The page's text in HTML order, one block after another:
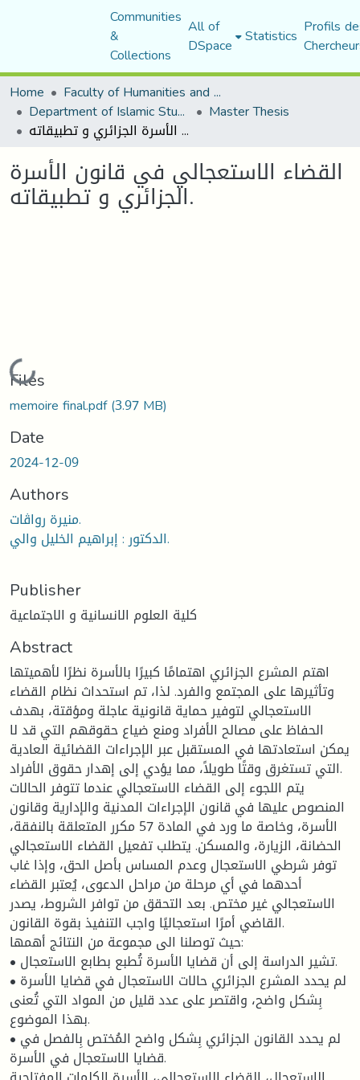
Communities
&
Collections
All of
DSpace Statistics Profils
Home
Faculty of Humanities and Social Sciences
Department of Islamic Studies Master Thesis
القضاء الاستعجالي في قانون الأسرة الجزائري و تطبيقاته.
القضاء الاستعجالي في قانون الأسرة
الجزائري و تطبيقاته.
Loading...
Files
memoire final.pdf(3.97 MB)
Date
2024-12-09
Authors
منيرة رواڤات.
الدكتور : إبراهيم الخليل والي.
Publisher
كلية العلوم الانسانية و الاجتماعية
Abstract
اهتم المشرع الجزائري اهتمامًا كبيرًا بالأسرة نظرًا لأهميتها
وتأثيرها على المجتمع والفرد. لذا، تم استحداث نظام القضاء
الاستعجالي لتوفير حماية قانونية عاجلة ومؤقتة، بهدف
الحفاظ على مصالح الأفراد ومنع ضياع حقوقهم التي قد لا
يمكن استعادتها في المستقبل عبر الإجراءات القضائية العادية
التي تستغرق وقتًا طويلاً، مما يؤدي إلى إهدار حقوق الأفراد.
يتم اللجوء إلى القضاء الاستعجالي عندما تتوفر الحالات
المنصوص عليها في قانون الإجراءات المدنية والإدارية وقانون
الأسرة، وخاصة ما ورد في المادة 57 مكرر المتعلقة بالنفقة،
الحضانة، الزيارة، والمسكن. يتطلب تفعيل القضاء الاستعجالي
توفر شرطي الاستعجال وعدم المساس بأصل الحق، وإذا غاب
أحدهما في أي مرحلة من مراحل الدعوى، يُعتبر القضاء
الاستعجالي غير مختص. بعد التحقق من توافر الشروط، يصدر
القاضي أمرًا استعجاليًا واجب التنفيذ بقوة القانون.
حيث توصلنا الى مجموعة من النتائج أهمها:
• تشير الدراسة إلى أن قضايا الأسرة تُطبع بطابع الاستعجال.
• لم يحدد المشرع الجزائري حالات الاستعجال في قضايا الأسرة
بِشكل واضح، واقتصر على عدد قليل من المواد التي تُعنى
بهذا الموضوع.
• لم يحدد القانون الجزائري بِشكل واضح المُختص بِالفصل في
قضايا الاستعجال في الأسرة.